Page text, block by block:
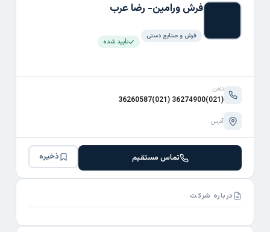
فرش ورامين- رضا عرب
فرش و صنایع دستی
تأیید شده
تلفن
(021)36274900 (021)36260587
آدرس
تماس مستقیم ذخیره
درباره شرکت